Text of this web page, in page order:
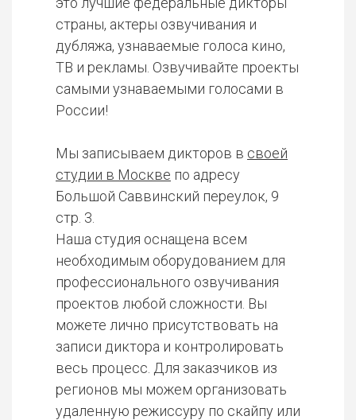
страны, актеры озвучивания и
дубляжа, узнаваемые голоса кино,
ТВ и рекламы. Озвучивайте проекты
самыми узнаваемыми голосами в
России!
Мы записываем дикторов в своей
студии в Москве по адресу
Большой Саввинский переулок, 9
стр. 3.
Наша студия оснащена всем
необходимым оборудованием для
профессионального озвучивания
проектов любой сложности. Вы
можете лично присутствовать на
записи диктора и контролировать
весь процесс. Для заказчиков из
регионов мы можем организовать
удаленную режиссуру по скайпу или